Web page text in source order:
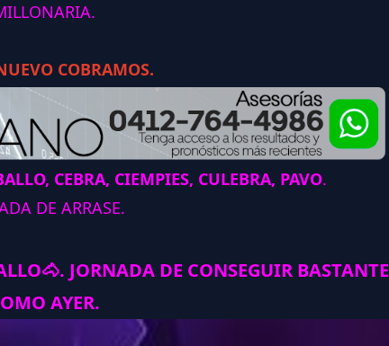
COBRAMOS.
CEBRA, CIEMPIES, CULEBRA, PAVO.
DE ARRASE.
🐴. JORNADA DE CONSEGUIR BASTANTE
AYER.